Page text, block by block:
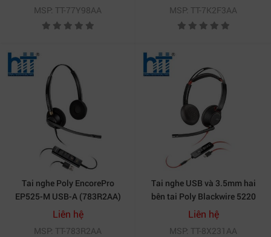
MSP: TT-77Y98AA MSP: TT-7K2F3AA
Tai nghe Poly EncorePro
EP525-M USB-A (783R2AA)
Liên hệ
MSP: TT-783R2AA
Tai nghe USB và 3.5mm hai
bên tai Poly Blackwire 5220
USB-C (8X231AA)
Liên hệ
MSP: TT-8X231AA